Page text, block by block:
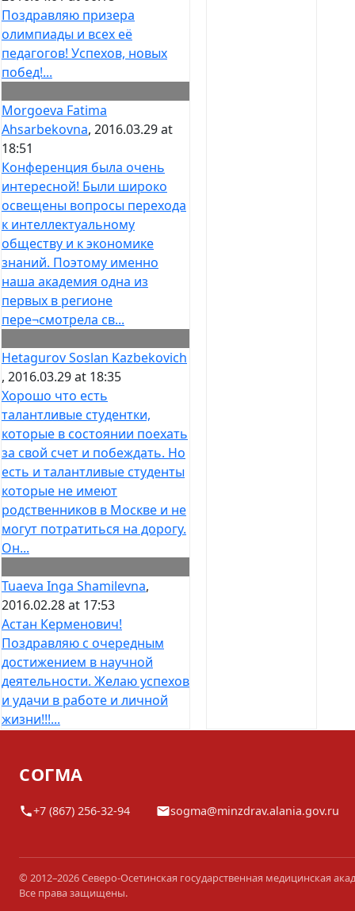
Поздравляю призера
олимпиады и всех её
педагогов! Успехов, новых
побед!...
Morgoeva Fatima
Ahsarbekovna, 2016.03.29 at
18:51
Конференция была очень
интересной! Были широко
освещены вопросы перехода
к интеллектуальному
обществу и к экономике
знаний. Поэтому именно
наша академия одна из
первых в регионе
пере¬смотрела св...
Hetagurov Soslan Kazbekovich
, 2016.03.29 at 18:35
Хорошо что есть
талантливые студентки,
которые в состоянии поехать
за свой счет и побеждать. Но
есть и талантливые студенты
которые не имеют
родственников в Москве и не
могут потратиться на дорогу.
Он...
Tuaeva Inga Shamilevna,
2016.02.28 at 17:53
Астан Керменович!
Поздравляю с очередным
достижением в научной
деятельности. Желаю успехов
и удачи в работе и личной
жизни!!!...
СОГМА
+7 (867) 256-32-94 sogma@minzdrav.alania.gov.ru
© 2012–2026 Северо-Осетинская государственная медицинская
Все права защищены.